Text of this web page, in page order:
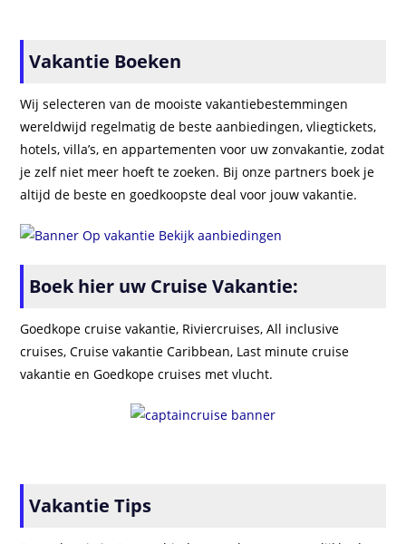
Vakantie Boeken
Wij selecteren van de mooiste vakantiebestemmingen
wereldwijd regelmatig de beste aanbiedingen, vliegtickets,
hotels, villa’s, en appartementen voor uw zonvakantie, zodat
je zelf niet meer hoeft te zoeken. Bij onze partners boek je
altijd de beste en goedkoopste deal voor jouw vakantie.
Boek hier uw Cruise Vakantie:
Goedkope cruise vakantie, Riviercruises, All inclusive
cruises, Cruise vakantie Caribbean, Last minute cruise
vakantie en Goedkope cruises met vlucht.
Vakantie Tips